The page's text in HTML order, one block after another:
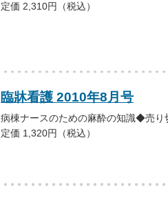
定価 2,310円（税込）
臨牀看護 2010年8月号
病棟ナースのための麻酔の知識◆売
定価 1,320円（税込）